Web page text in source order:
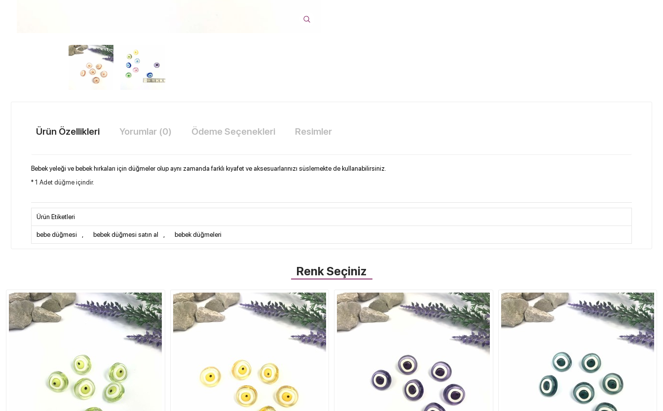
Ürün Özellikleri Yorumlar (0) Ödeme Seçenekleri Resimler
Bebek yeleği ve bebek hırkaları için düğmeler olup aynı zamanda farklı kıyafet ve aksesuarlarınızı süslemekte de kullanabilirsiniz.
* 1 Adet düğme içindir.
Ürün Etiketleri
bebe düğmesi , bebek düğmesi satın al , bebek düğmeleri
Renk Seçiniz